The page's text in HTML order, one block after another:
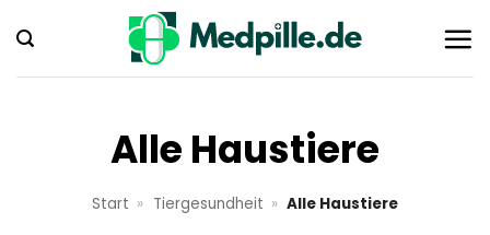
Inhalt
springen
Alle Haustiere
Start » Tiergesundheit » Alle Haustiere